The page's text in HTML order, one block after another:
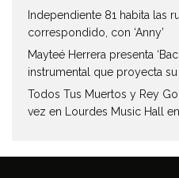
Independiente 81 habita las
correspondido, con ‘Anny’
Mayteé Herrera presenta
instrumental que proyecta
Todos Tus Muertos y Rey
vez en Lourdes Music Hall